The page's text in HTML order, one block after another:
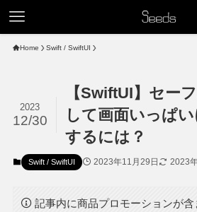
Home Swift / SwiftUI
【SwiftUI】セー
して画面いっぱ
するには？
2023
12/30
Swift / SwiftUI 2023年11月29日 2023
記事内に商品プロモーションが